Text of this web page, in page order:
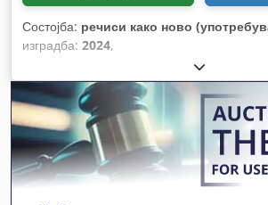
Состојба: речиси како ново
изградба: 2024,